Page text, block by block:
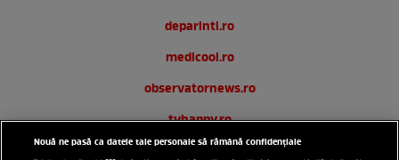
deparinti.ro
medicool.ro
observatornews.ro
tvhappy.ro
useit.ro
Nouă ne pasă ca datele tale personale să rămână confidențiale